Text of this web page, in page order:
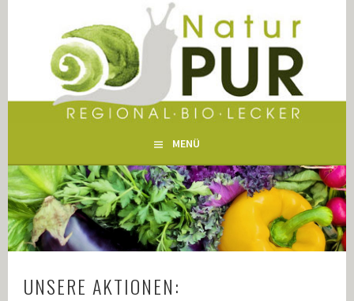
NATUR PUR WERTINGEN
MENÜ
UNSERE AKTIONEN: